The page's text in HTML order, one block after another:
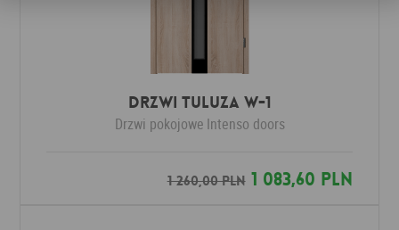
Drzwi Tuluza W-1
Drzwi pokojowe Intenso doors
1 260,00 PLN1 083,60 PLN